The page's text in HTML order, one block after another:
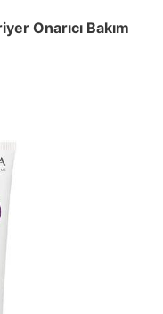
Onarıcı Bakım